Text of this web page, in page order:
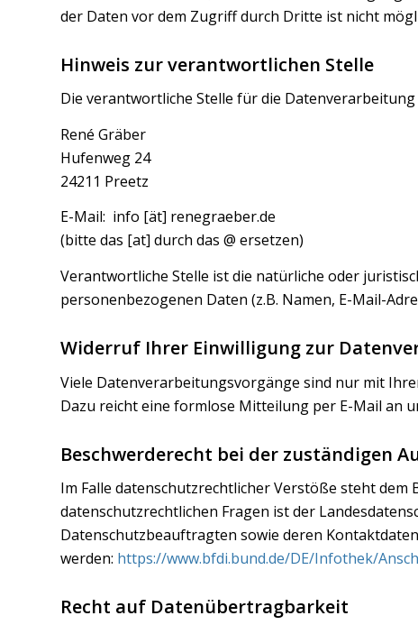
der Daten vor dem Zugriff durch Dritte ist nicht
Hinweis zur verantwortlichen Stelle
Die verantwortliche Stelle für die
René Gräber
Hufenweg 24
24211 Preetz
E-Mail: info [ät] renegraeber.de
(bitte das [at] durch das @ ersetzen)
Verantwortliche Stelle ist die natürliche oder
personenbezogenen Daten (z.B. Namen, E-Mail-
Widerruf Ihrer Einwilligung zur
Viele Datenverarbeitungsvorgänge sind nur mit
Dazu reicht eine formlose Mitteilung per E-Mail an
Beschwerderecht bei der zuständigen
Im Falle datenschutzrechtlicher Verstöße steht
datenschutzrechtlichen Fragen ist der
Datenschutzbeauftragten sowie deren
werden: https://www.bfdi.bund.de/DE/Infothek/
Recht auf Datenübertragbarkeit